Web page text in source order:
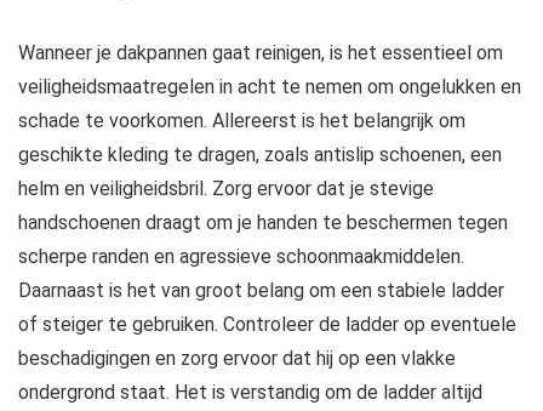
Wanneer je dakpannen gaat reinigen, is het essentieel om
veiligheidsmaatregelen in acht te nemen om ongelukken en
schade te voorkomen. Allereerst is het belangrijk om
geschikte kleding te dragen, zoals antislip schoenen, een
helm en veiligheidsbril. Zorg ervoor dat je stevige
handschoenen draagt om je handen te beschermen tegen
scherpe randen en agressieve schoonmaakmiddelen.
Daarnaast is het van groot belang om een stabiele ladder
of steiger te gebruiken. Controleer de ladder op eventuele
beschadigingen en zorg ervoor dat hij op een vlakke
ondergrond staat. Het is verstandig om de ladder altijd